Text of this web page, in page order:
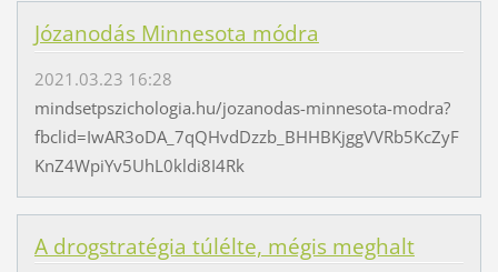
Józanodás Minnesota módra
2021.03.23 16:28
mindsetpszichologia.hu/jozanodas-minnesota-modra?
fbclid=IwAR3oDA_7qQHvdDzzb_BHHBKjggVVRb5KcZyF
KnZ4WpiYv5UhL0kldi8I4Rk
A drogstratégia túlélte, mégis meghalt